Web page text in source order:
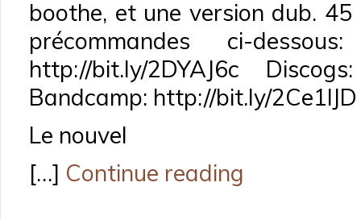
boothe, et une version dub.
précommandes ci-
http://bit.ly/2DYAJ6c
Bandcamp: http://bit.ly/2Ce1IJD
Le nouvel
[…] Continue reading